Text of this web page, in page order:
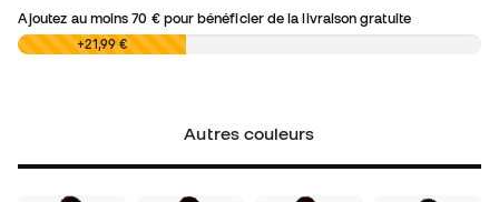
Ajoutez au moins70 €pour bénéficier de la livraison gratuite
0,00 € +21,99 €
Autres couleurs